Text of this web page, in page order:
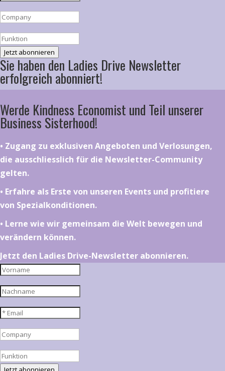
Jetzt abonnieren
Sie haben den Ladies Drive Newsletter
erfolgreich abonniert!
Werde Kindness Economist und Teil unserer
Business Sisterhood!
•⁠ ⁠⁠Zugang zu exklusiven Angeboten und Verlosungen,
die ausschliesslich für die Newsletter-Community
gelten.
•⁠ ⁠⁠Erfahre als Erste von unseren Events und profitiere
von Spezialkonditionen.
•⁠ ⁠⁠Lerne wie wir gemeinsam die Welt bewegen und
verändern können.
Jetzt den Ladies Drive-Newsletter abonnieren.